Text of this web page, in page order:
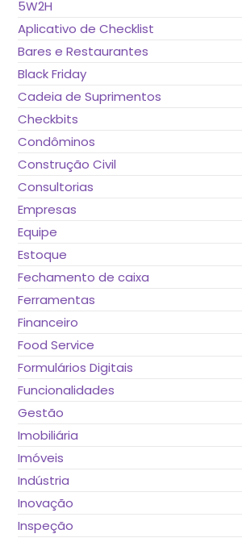
5W2H
Aplicativo de Checklist
Bares e Restaurantes
Black Friday
Cadeia de Suprimentos
Checkbits
Condôminos
Construção Civil
Consultorias
Empresas
Equipe
Estoque
Fechamento de caixa
Ferramentas
Financeiro
Food Service
Formulários Digitais
Funcionalidades
Gestão
Imobiliária
Imóveis
Indústria
Inovação
Inspeção